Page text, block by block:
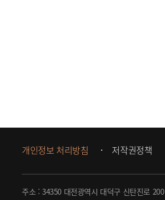
개인정보 처리방침 저작권정책
주소 : 34350 대전광역시 대덕구 신탄진로 200